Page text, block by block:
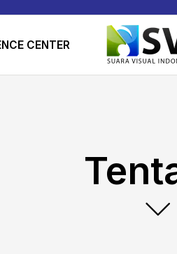
CENTER